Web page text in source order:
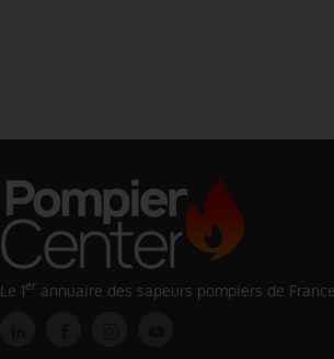
Le 1er annuaire des sapeurs pompiers de